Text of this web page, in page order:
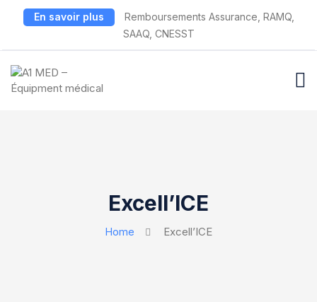
En savoir plus
Remboursements Assurance, RAMQ,
SAAQ, CNESST
Excell’ICE
Home Excell’ICE